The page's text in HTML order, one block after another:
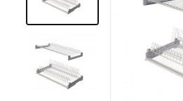
Мебельные образцы, каталоги